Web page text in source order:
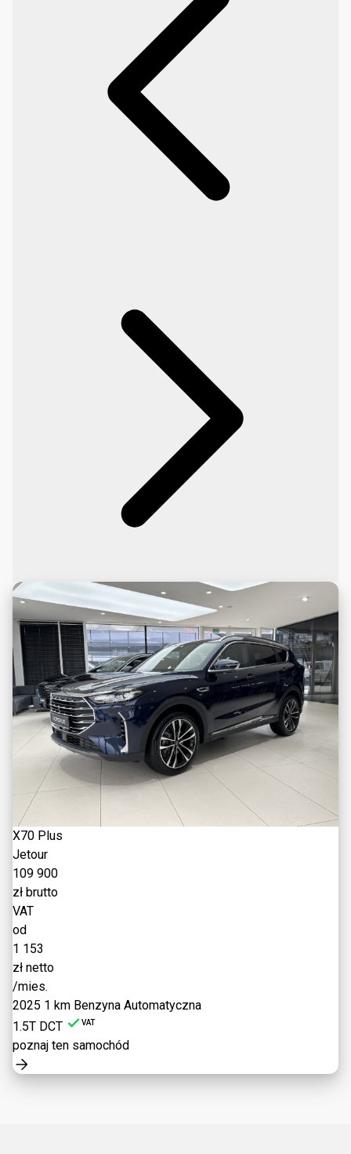
X70 Plus
Jetour
109 900
zł brutto
VAT
od
1 153
zł netto
/mies.
2025 1 km Benzyna Automatyczna
1.5T DCT
VAT
poznaj ten samochód